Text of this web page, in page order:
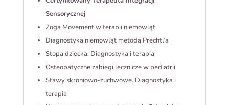
Sensorycznej
Zoga Movement w terapii niemowląt
Diagnostyka niemowląt metodą Prechtl’a
Stopa dziecka. Diagnostyka i terapia
Osteopatyczne zabiegi lecznicze w pediatrii
Stawy skroniowo-żuchwowe. Diagnostyka i
terapia